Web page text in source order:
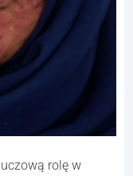
rolę w